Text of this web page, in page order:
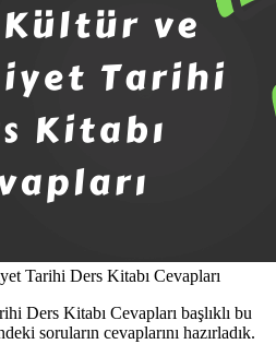
Tarihi Ders Kitabı Cevapları
Ders Kitabı Cevapları başlıklı bu
soruların cevaplarını hazırladık.